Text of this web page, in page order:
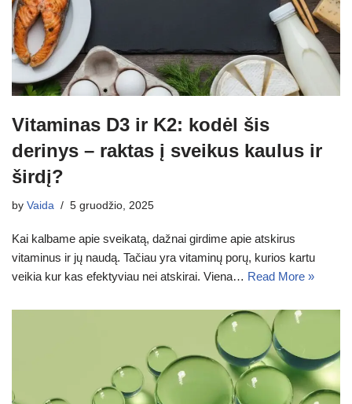
Vitaminas D3 ir K2: kodėl šis
derinys – raktas į sveikus kaulus ir
širdį?
by Vaida 5 gruodžio, 2025
Kai kalbame apie sveikatą, dažnai girdime apie atskirus
vitaminus ir jų naudą. Tačiau yra vitaminų porų, kurios kartu
veikia kur kas efektyviau nei atskirai. Viena… Read More »